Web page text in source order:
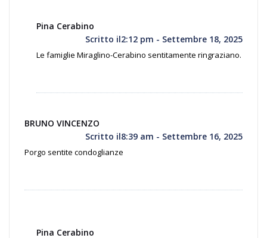
Pina Cerabino
Scritto il2:12 pm - Settembre 18, 2025
Le famiglie Miraglino-Cerabino sentitamente ringraziano.
BRUNO VINCENZO
Scritto il8:39 am - Settembre 16, 2025
Porgo sentite condoglianze
Pina Cerabino